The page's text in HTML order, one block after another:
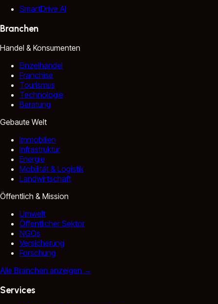
SmartDrive AI
Branchen
Handel & Konsumenten
Einzelhandel
Franchise
Tourismus
Technologie
Beratung
Gebaute Welt
Immobilien
Infrastruktur
Energie
Mobilität & Logistik
Landwirtschaft
Öffentlich & Mission
Umwelt
Öffentlicher Sektor
NGOs
Versicherung
Forschung
Alle Branchen anzeigen →
Services